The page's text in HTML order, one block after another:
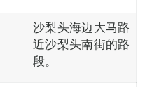
沙梨头海边大马路
近沙梨头南街的路
段。